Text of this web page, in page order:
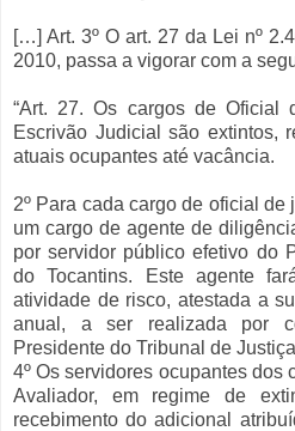
[…] Art. 3º O art. 27 da Lei nº
2010, passa a vigorar com a
“Art. 27. Os cargos de Oficial
Escrivão Judicial são extintos,
atuais ocupantes até vacância.
2º Para cada cargo de oficial
um cargo de agente de
por servidor público efetivo do
do Tocantins. Este agente
atividade de risco, atestada a
anual, a ser realizada por
Presidente do Tribunal de
4º Os servidores ocupantes dos
Avaliador, em regime de
recebimento do adicional